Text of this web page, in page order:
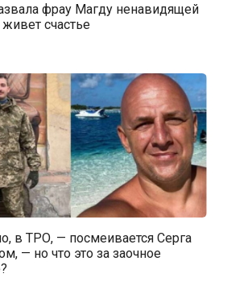
фрау Магду ненавидящей
счастье
в ТРО, — посмеивается Серга
— но что это за заочное